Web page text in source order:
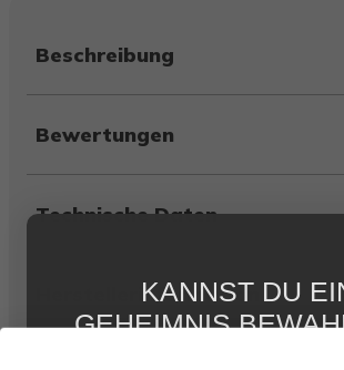
Beschreibung
Bewertungen
Technische Daten
Herstellerinformation
KANNST DU
GEHEIMNIS